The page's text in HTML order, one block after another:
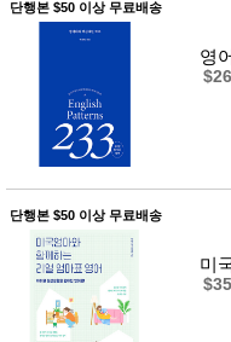
품
건강/미
성장발
달교육
용품
션
어른내
의
유/아동
내의
가방/지
갑/케이
스
패션/잡
화
단행본 $50 이상 무료배송
영
단행본 $50 이상 무료배송
미